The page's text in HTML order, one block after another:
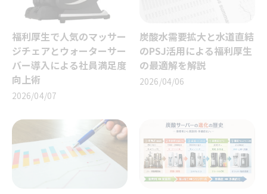
福利厚生で人気のマッサー
ジチェアとウォーターサー
バー導入による社員満足度
向上術
2026/04/07
炭酸水需要拡大と水道直結
のPSJ活用による福利厚生
の最適解を解説
2026/04/06